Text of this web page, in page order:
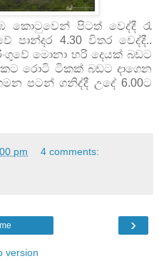
කොට‍ුවෙන් පිටත් වෙද්දී රෑ
4.30 විතර වෙද්දී..
මොනා හරි දෙයක් බඩට
රොටි ටිකක් බඩට දාගෙන
පටන් ගනිද්දී උදේ 6.00ට
pm 4 comments:
›
version